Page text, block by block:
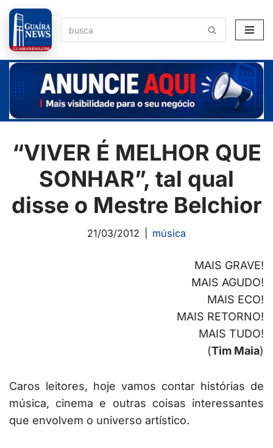
Pular
para
o
conteúdo
“VIVER É MELHOR QUE
SONHAR”, tal qual
disse o Mestre Belchior
21/03/2012 música
MAIS GRAVE!
MAIS AGUDO!
MAIS ECO!
MAIS RETORNO!
MAIS TUDO!
(Tim Maia)
Caros leitores, hoje vamos contar histórias de
música, cinema e outras coisas interessantes
que envolvem o universo artístico.